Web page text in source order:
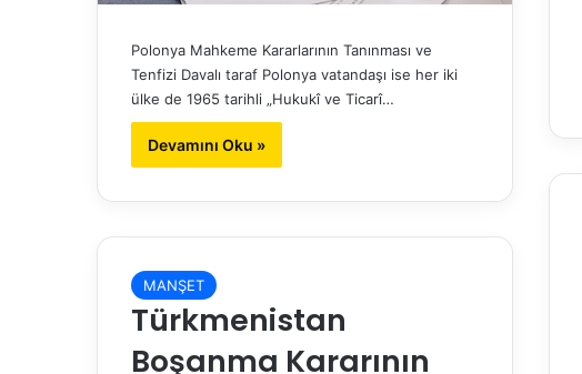
Polonya Mahkeme Kararlarının Tanınması ve
Tenfizi Davalı taraf Polonya vatandaşı ise her iki
ülke de 1965 tarihli „Hukukî ve Ticarî…
Devamını Oku »
MANŞET
Türkmenistan
Boşanma Kararının